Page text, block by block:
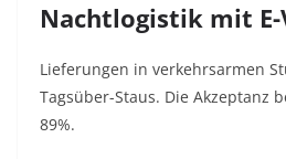
Nachtlogistik mit E-
Lieferungen in verkehrsarmen
Tagsüber-Staus. Die Akzeptanz
89%.